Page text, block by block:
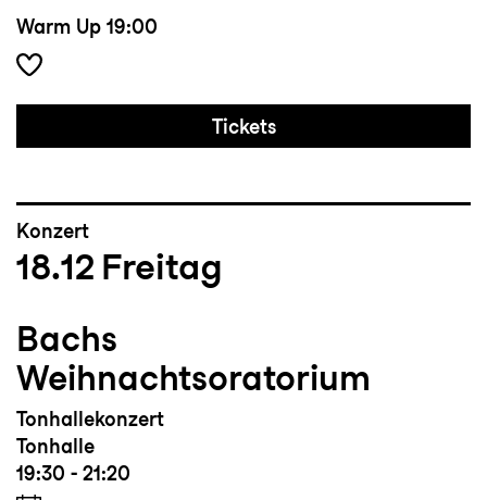
Warm Up 19:00
Tickets
Konzert
18.12 Freitag
Bachs
Weihnachtsoratorium
Tonhallekonzert
Tonhalle
19:30 - 21:20